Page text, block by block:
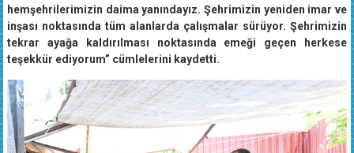
hemşehrilerimizin daima yanındayız. Şehrimizin yeniden imar ve
inşası noktasında tüm alanlarda çalışmalar sürüyor. Şehrimizin
tekrar ayağa kaldırılması noktasında emeği geçen herkese
teşekkür ediyorum” cümlelerini kaydetti.